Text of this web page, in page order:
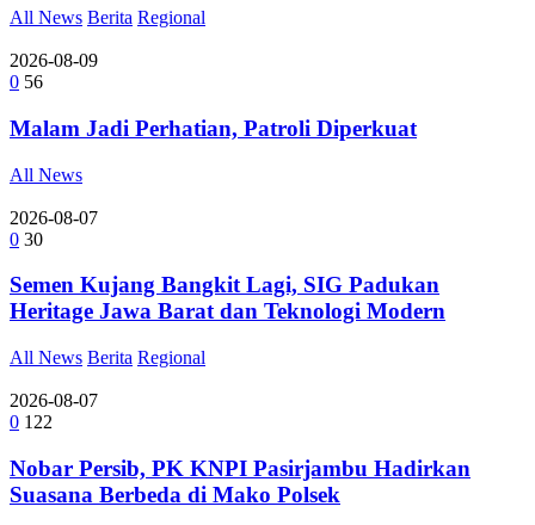
All News Berita Regional
2026-08-09
0 56
Malam Jadi Perhatian, Patroli Diperkuat
All News
2026-08-07
0 30
Semen Kujang Bangkit Lagi, SIG Padukan
Heritage Jawa Barat dan Teknologi Modern
All News Berita Regional
2026-08-07
0 122
Nobar Persib, PK KNPI Pasirjambu Hadirkan
Suasana Berbeda di Mako Polsek